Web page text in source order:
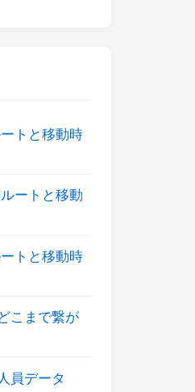
トと移動時
ートと移動
トと移動時
こまで繋が
員データ